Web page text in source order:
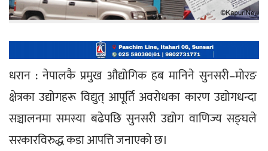
धरान : नेपालकै प्रमुख औद्योगिक हब मानिने सुनसरी–मोरङ
क्षेत्रका उद्योगहरू विद्युत् आपूर्ति अवरोधका कारण उद्योगधन्दा
सञ्चालनमा समस्या बढेपछि सुनसरी उद्योग वाणिज्य सङ्घले
सरकारविरुद्ध कडा आपत्ति जनाएको छ।